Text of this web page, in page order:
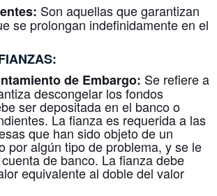
Son aquellas que garantizan
se prolongan indefinidamente en el
de Embargo: Se refiere a
descongelar los fondos
ser depositada en el banco o
La fianza es requerida a las
que han sido objeto de un
por algún tipo de problema, y se le
de banco. La fianza debe
equivalente al doble del valor